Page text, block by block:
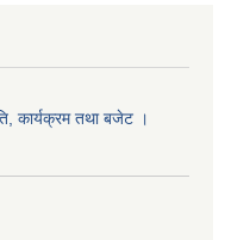
कार्यक्रम तथा बजेट ।